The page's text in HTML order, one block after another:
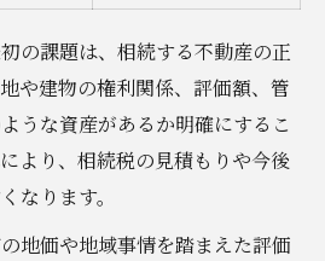
の課題は、相続する不動産の正
や建物の権利関係、評価額、管
うな資産があるか明確にするこ
より、相続税の見積もりや今後
なります。
地価や地域事情を踏まえた評価